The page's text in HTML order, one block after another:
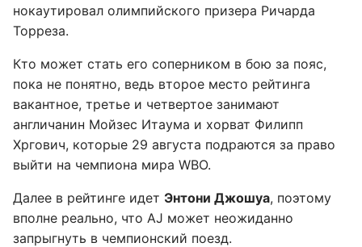
нокаутировал олимпийского призера Ричарда
Торреза.
Кто может стать его соперником в бою за пояс,
пока не понятно, ведь второе место рейтинга
вакантное, третье и четвертое занимают
англичанин Мойзес Итаума и хорват Филипп
Хргович, которые 29 августа подраются за право
выйти на чемпиона мира WBO.
Далее в рейтинге идет Энтони Джошуа, поэтому
вполне реально, что AJ может неожиданно
запрыгнуть в чемпионский поезд.